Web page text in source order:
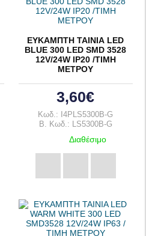
ΕΥΚΑΜΠΤΗ ΤΑΙΝΙΑ LED
BLUE 300 LED SMD 3528
12V/24W IP20 /ΤΙΜΗ
ΜΕΤΡΟΥ
3,60€
Κωδ.: I4PLS5300B-G
B. Κωδ.: LS5300B-G
Διαθέσιμο